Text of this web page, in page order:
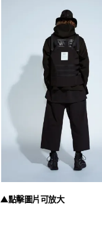
▲點擊圖片可放大